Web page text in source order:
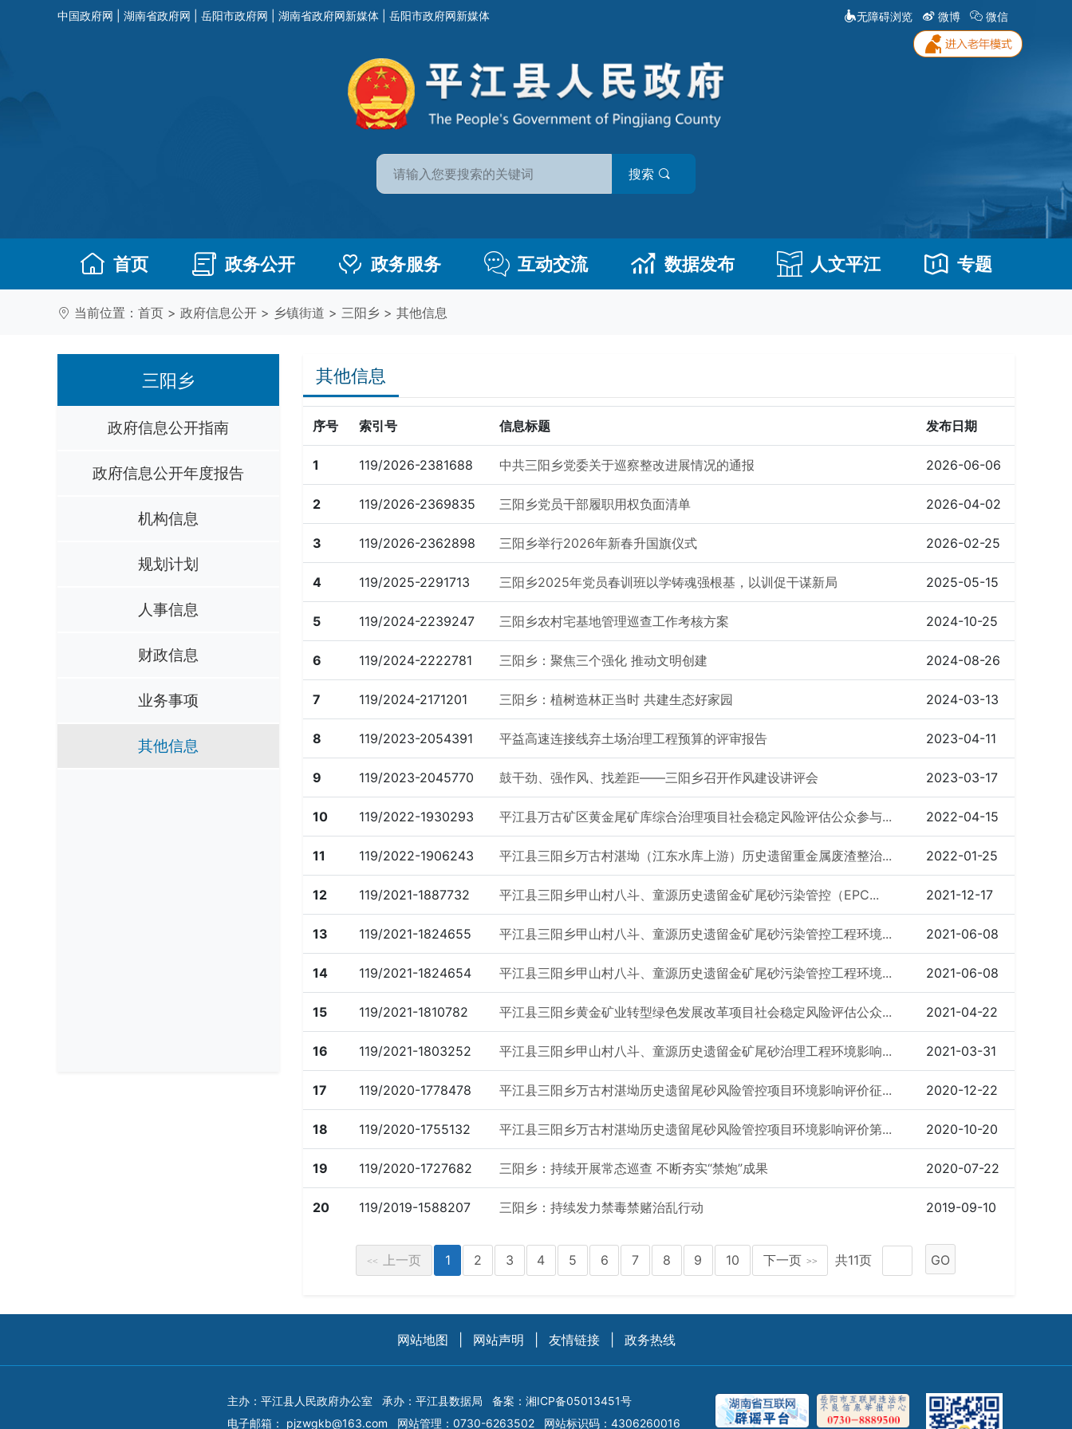
中国政府网 湖南省政府网 岳阳市政府网 湖南省政府网新媒体 岳阳市政府网新媒体 无障碍浏览 微博 微信
搜索
首页 政务公开 政务服务 互动交流 数据发布 人文平江 专题
当前位置： 首页 > 政府信息公开 > 乡镇街道 > 三阳乡 > 其他信息
三阳乡
政府信息公开指南
政府信息公开年度报告
机构信息
规划计划
人事信息
财政信息
业务事项
其他信息
其他信息
序号 索引号 信息标题 发布日期
1 119/2026-2381688 中共三阳乡党委关于巡察整改进展情况的通报 2026-06-06
2 119/2026-2369835 三阳乡党员干部履职用权负面清单 2026-04-02
3 119/2026-2362898 三阳乡举行2026年新春升国旗仪式 2026-02-25
4 119/2025-2291713 三阳乡2025年党员春训班以学铸魂强根基，以训促干谋新局 2025-05-15
5 119/2024-2239247 三阳乡农村宅基地管理巡查工作考核方案 2024-10-25
6 119/2024-2222781 三阳乡：聚焦三个强化 推动文明创建 2024-08-26
7 119/2024-2171201 三阳乡：植树造林正当时 共建生态好家园 2024-03-13
8 119/2023-2054391 平益高速连接线弃土场治理工程预算的评审报告 2023-04-11
9 119/2023-2045770 鼓干劲、强作风、找差距——三阳乡召开作风建设讲评会 2023-03-17
10 119/2022-1930293 平江县万古矿区黄金尾矿库综合治理项目社会稳定风险评估公众参与... 2022-04-15
11 119/2022-1906243 平江县三阳乡万古村湛坳（江东水库上游）历史遗留重金属废渣整治... 2022-01-25
12 119/2021-1887732 平江县三阳乡甲山村八斗、童源历史遗留金矿尾砂污染管控（EPC... 2021-12-17
13 119/2021-1824655 平江县三阳乡甲山村八斗、童源历史遗留金矿尾砂污染管控工程环境... 2021-06-08
14 119/2021-1824654 平江县三阳乡甲山村八斗、童源历史遗留金矿尾砂污染管控工程环境... 2021-06-08
15 119/2021-1810782 平江县三阳乡黄金矿业转型绿色发展改革项目社会稳定风险评估公众... 2021-04-22
16 119/2021-1803252 平江县三阳乡甲山村八斗、童源历史遗留金矿尾砂治理工程环境影响... 2021-03-31
17 119/2020-1778478 平江县三阳乡万古村湛坳历史遗留尾砂风险管控项目环境影响评价征... 2020-12-22
18 119/2020-1755132 平江县三阳乡万古村湛坳历史遗留尾砂风险管控项目环境影响评价第... 2020-10-20
19 119/2020-1727682 三阳乡：持续开展常态巡查 不断夯实“禁炮”成果 2020-07-22
20 119/2019-1588207 三阳乡：持续发力禁毒禁赌治乱行动 2019-09-10
<< 上一页 1 2 3 4 5 6 7 8 9 10 下一页 >> 共11页 GO
网站地图 网站声明 友情链接 政务热线
主办：平江县人民政府办公室 承办：平江县数据局 备案： 湘ICP备05013451号
电子邮箱： pjzwgkb@163.com 网站管理：0730-6263502 网站标识码：4306260016